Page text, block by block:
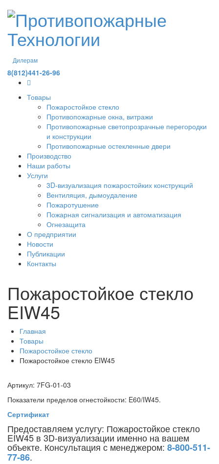
Дилерам
8(812)441-26-96
Товары
Пожаростойкое стекло
Противопожарные окна, витражи
Противопожарные светопрозрачные перегородки
и конструкции
Противопожарные остекленные двери
Производство
Наши работы
Услуги
3D-визуализация пожаростойких конструкций
Вентиляция, дымоудаление
Пожаротушение
Пожарная сигнализация и автоматизация
Огнезащита
О предприятии
Новости
Публикации
Контакты
Пожаростойкое стекло
EIW45
Главная
Товары
Пожаростойкое стекло
Пожаростойкое стекло EIW45
Артикул: 7FG-01-03
Показатели пределов огнестойкости: E60/IW45.
Сертификат
Предоставляем услугу: Пожаростойкое стекло
EIW45 в 3D-визуализации именно на вашем
объекте. Консультация с менеджером: 8-800-511-
77-86.